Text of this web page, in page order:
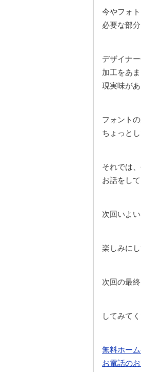
今やフォ
必要な部
デザイナ
加工をあ
現実味が
フォント
ちょっと
それでは
お話をし
次回いよ
楽しみに
次回の最
してみて
無料ホー
お電話の